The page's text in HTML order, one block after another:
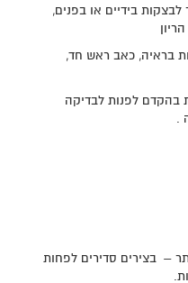
בידיים או בפנים,
בראיה, כאב ראש חד,
בהקדם לפנות לבדיקה
.
– בצירים סדירים לפחות